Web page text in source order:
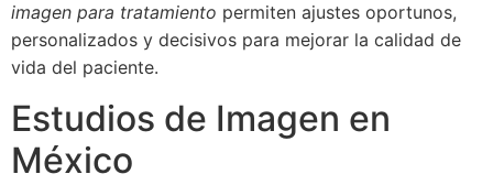
imagen para tratamiento permiten ajustes oportunos,
personalizados y decisivos para mejorar la calidad de
vida del paciente.
Estudios de Imagen en
México